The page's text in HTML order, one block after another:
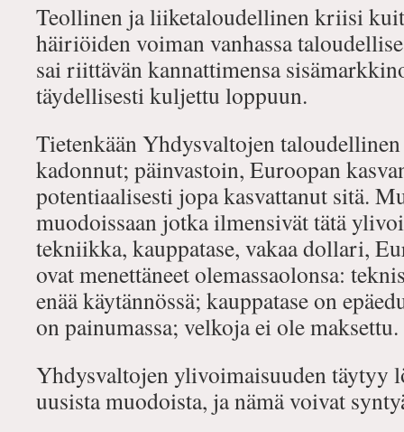
Teollinen ja liiketaloudellinen kriisi
häiriöiden voiman vanhassa
sai riittävän kannattimensa
täydellisesti kuljettu loppuun.
Tietenkään Yhdysvaltojen
kadonnut; päinvastoin, Euroopan
potentiaalisesti jopa kasvattanut sitä.
muodoissaan jotka ilmensivät tätä
tekniikka, kauppatase, vakaa dollari,
ovat menettäneet olemassaolonsa:
enää käytännössä; kauppatase on
on painumassa; velkoja ei ole maksettu.
Yhdysvaltojen ylivoimaisuuden täytyy
uusista muodoista, ja nämä voivat